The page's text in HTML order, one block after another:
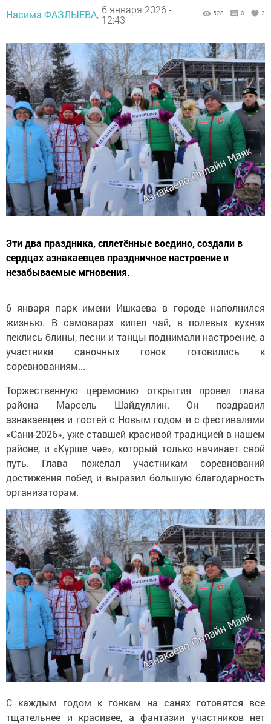
Насима ФАЗЛЫЕВА, 6 января 2026 -
12:43
528 0 2
Эти два праздника, сплетённые воедино, создали в
сердцах азнакаевцев праздничное настроение и
незабываемые мгновения.
6 января парк имени Ишкаева в городе наполнился
жизнью. В самоварах кипел чай, в полевых кухнях
пеклись блины, песни и танцы поднимали настроение, а
участники саночных гонок готовились к
соревнованиям...
Торжественную церемонию открытия провел глава
района Марсель Шайдуллин. Он поздравил
азнакаевцев и гостей с Новым годом и с фестивалями
«Сани-2026», уже ставшей красивой традицией в нашем
районе, и «Күрше чәе», который только начинает свой
путь. Глава пожелал участникам соревнований
достижения побед и выразил большую благодарность
организаторам.
С каждым годом к гонкам на санях готовятся все
тщательнее и красивее, а фантазии участников нет